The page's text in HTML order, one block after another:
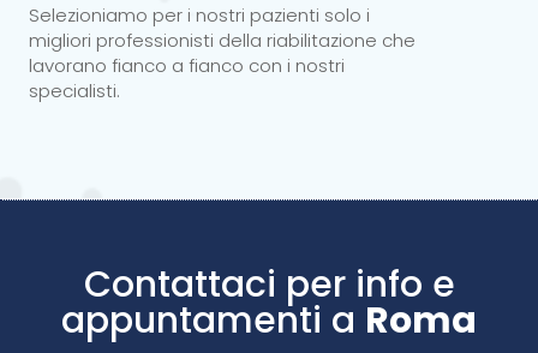
Selezioniamo per i nostri pazienti solo i
migliori professionisti della riabilitazione che
lavorano fianco a fianco con i nostri
specialisti.
Contattaci per info e
appuntamenti a Roma